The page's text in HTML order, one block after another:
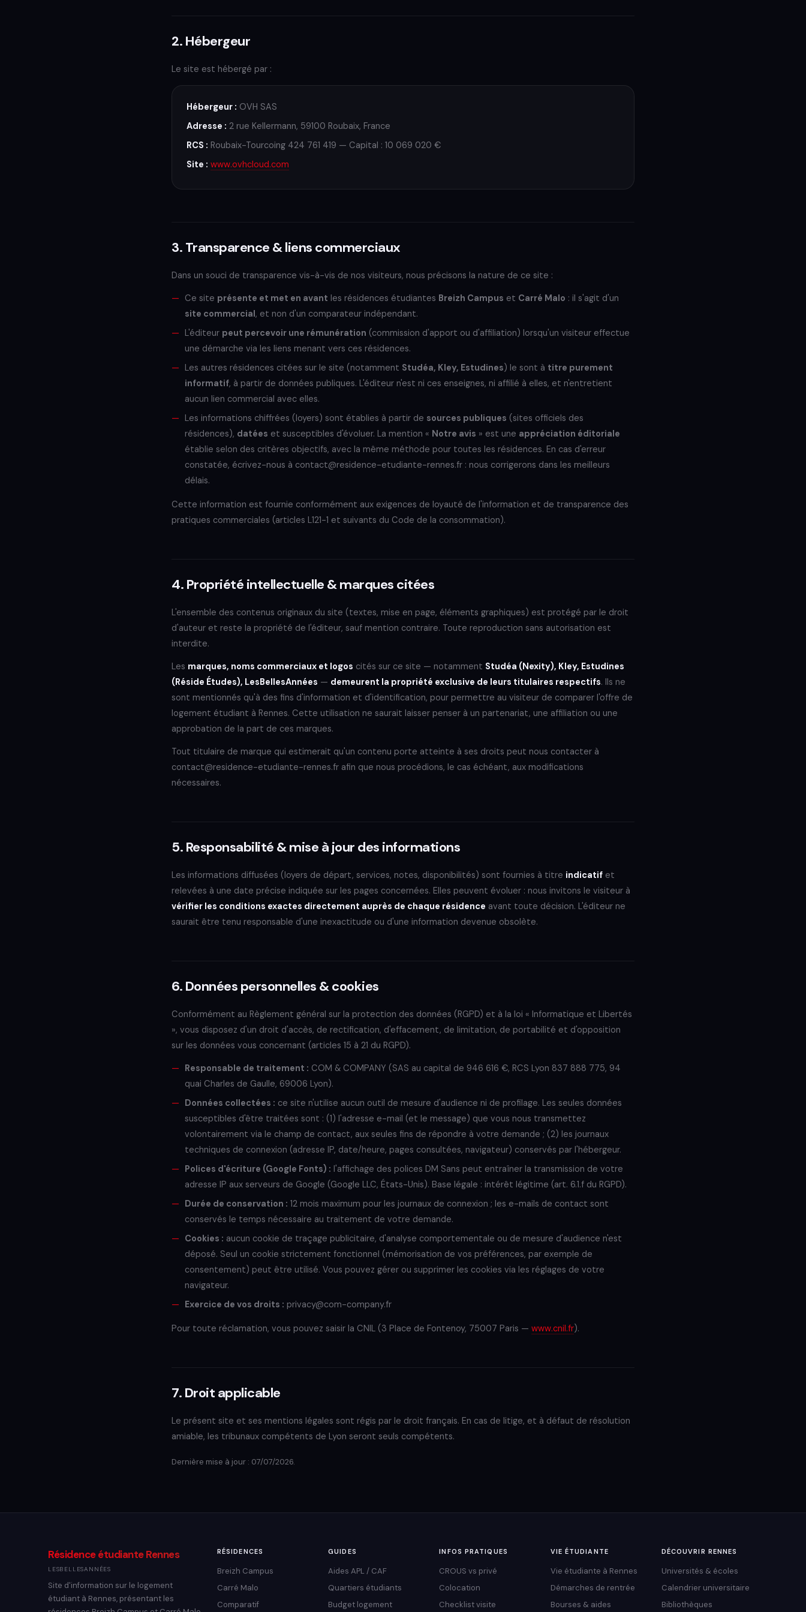
2. Hébergeur
Le site est hébergé par :
Hébergeur : OVH SAS
Adresse : 2 rue Kellermann, 59100 Roubaix, France
RCS : Roubaix-Tourcoing 424 761 419 — Capital : 10 069 020 €
Site : www.ovhcloud.com
3. Transparence & liens commerciaux
Dans un souci de transparence vis-à-vis de nos visiteurs, nous précisons la nature de ce site :
Ce site présente et met en avant les résidences étudiantes Breizh Campus et Carré Malo : il s'agit d'un
site commercial, et non d'un comparateur indépendant.
L'éditeur peut percevoir une rémunération (commission d'apport ou d'affiliation) lorsqu'un visiteur effectue
une démarche via les liens menant vers ces résidences.
Les autres résidences citées sur le site (notamment Studéa, Kley, Estudines) le sont à titre purement
informatif, à partir de données publiques. L'éditeur n'est ni ces enseignes, ni affilié à elles, et n'entretient
aucun lien commercial avec elles.
Les informations chiffrées (loyers) sont établies à partir de sources publiques (sites officiels des
résidences), datées et susceptibles d'évoluer. La mention « Notre avis » est une appréciation éditoriale
établie selon des critères objectifs, avec la même méthode pour toutes les résidences. En cas d'erreur
constatée, écrivez-nous à contact@residence-etudiante-rennes.fr : nous corrigerons dans les meilleurs
délais.
Cette information est fournie conformément aux exigences de loyauté de l'information et de transparence des
pratiques commerciales (articles L121-1 et suivants du Code de la consommation).
4. Propriété intellectuelle & marques citées
L'ensemble des contenus originaux du site (textes, mise en page, éléments graphiques) est protégé par le droit
d'auteur et reste la propriété de l'éditeur, sauf mention contraire. Toute reproduction sans autorisation est
interdite.
Les marques, noms commerciaux et logos cités sur ce site — notamment Studéa (Nexity), Kley, Estudines
(Réside Études), LesBellesAnnées — demeurent la propriété exclusive de leurs titulaires respectifs. Ils ne
sont mentionnés qu'à des fins d'information et d'identification, pour permettre au visiteur de comparer l'offre de
logement étudiant à Rennes. Cette utilisation ne saurait laisser penser à un partenariat, une affiliation ou une
approbation de la part de ces marques.
Tout titulaire de marque qui estimerait qu'un contenu porte atteinte à ses droits peut nous contacter à
contact@residence-etudiante-rennes.fr afin que nous procédions, le cas échéant, aux modifications
nécessaires.
5. Responsabilité & mise à jour des informations
Les informations diffusées (loyers de départ, services, notes, disponibilités) sont fournies à titre indicatif et
relevées à une date précise indiquée sur les pages concernées. Elles peuvent évoluer : nous invitons le visiteur à
vérifier les conditions exactes directement auprès de chaque résidence avant toute décision. L'éditeur ne
saurait être tenu responsable d'une inexactitude ou d'une information devenue obsolète.
6. Données personnelles & cookies
Conformément au Règlement général sur la protection des données (RGPD) et à la loi « Informatique et Libertés
», vous disposez d'un droit d'accès, de rectification, d'effacement, de limitation, de portabilité et d'opposition
sur les données vous concernant (articles 15 à 21 du RGPD).
Responsable de traitement : COM & COMPANY (SAS au capital de 946 616 €, RCS Lyon 837 888 775, 94
quai Charles de Gaulle, 69006 Lyon).
Données collectées : ce site n'utilise aucun outil de mesure d'audience ni de profilage. Les seules données
susceptibles d'être traitées sont : (1) l'adresse e-mail (et le message) que vous nous transmettez
volontairement via le champ de contact, aux seules fins de répondre à votre demande ; (2) les journaux
techniques de connexion (adresse IP, date/heure, pages consultées, navigateur) conservés par l'hébergeur.
Polices d'écriture (Google Fonts) : l'affichage des polices DM Sans peut entraîner la transmission de votre
adresse IP aux serveurs de Google (Google LLC, États-Unis). Base légale : intérêt légitime (art. 6.1.f du RGPD).
Durée de conservation : 12 mois maximum pour les journaux de connexion ; les e-mails de contact sont
conservés le temps nécessaire au traitement de votre demande.
Cookies : aucun cookie de traçage publicitaire, d'analyse comportementale ou de mesure d'audience n'est
déposé. Seul un cookie strictement fonctionnel (mémorisation de vos préférences, par exemple de
consentement) peut être utilisé. Vous pouvez gérer ou supprimer les cookies via les réglages de votre
navigateur.
Exercice de vos droits : privacy@com-company.fr
Pour toute réclamation, vous pouvez saisir la CNIL (3 Place de Fontenoy, 75007 Paris — www.cnil.fr).
7. Droit applicable
Le présent site et ses mentions légales sont régis par le droit français. En cas de litige, et à défaut de résolution
amiable, les tribunaux compétents de Lyon seront seuls compétents.
Dernière mise à jour : 07/07/2026.
Résidence étudiante Rennes
LESBELLESANNÉES
Site d'information sur le logement
étudiant à Rennes, présentant les
RÉSIDENCES
Breizh Campus
Carré Malo
Comparatif
GUIDES
Aides APL / CAF
Quartiers étudiants
Budget logement
INFOS PRATIQUES
CROUS vs privé
Colocation
Checklist visite
VIE ÉTUDIANTE
Vie étudiante à Rennes
Démarches de rentrée
Bourses & aides
DÉCOUVRIR RENNES
Universités & écoles
Calendrier universitaire
Bibliothèques